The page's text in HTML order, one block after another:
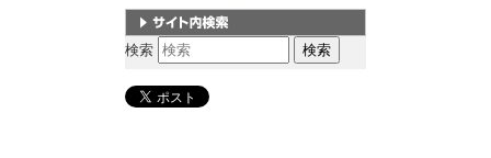
サイト内検索
検索